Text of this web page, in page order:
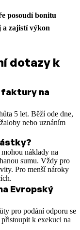
posoudí bonitu
a zajistí výkon
dotazy k
faktury na
5 let. Běží ode dne,
nebo uznáním
náklady na
sumu. Vždy pro
Pro menší nároky
Evropský
pro podání odporu se
k exekuci na